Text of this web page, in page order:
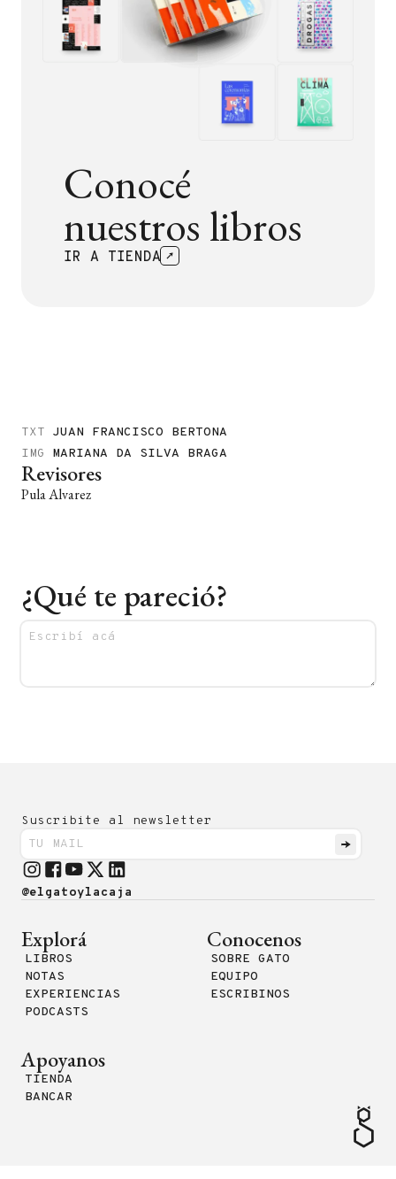
Conocé
nuestros libros
IR A TIENDA
TXT JUAN FRANCISCO BERTONA
IMG
MARIANA DA SILVA BRAGA
Revisores
Pula Alvarez
¿Qué te pareció?
Suscribite al newsletter
@elgatoylacaja
Explorá
LIBROS
NOTAS
EXPERIENCIAS
PODCASTS
Conocenos
SOBRE GATO
EQUIPO
ESCRIBINOS
Apoyanos
TIENDA
BANCAR